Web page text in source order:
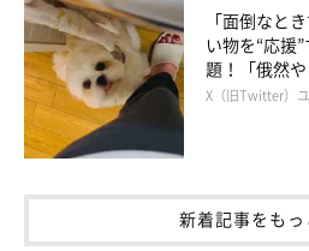
Instagramユーザー
（ゴールデン・レトリーバー
ー／取材当時、生後4カ月）。
のモグくんを新たに家族にお
たそう。モグくんがやってきて
が、見ていてとてもほっこり
掲載協力／Instagram（
※この記事は投稿者さまにご了承をい
ます。
文／雨宮カイ
「面倒なと
い物を“応援
題！「俄然
X（旧Twitter）
新着記事をもっ